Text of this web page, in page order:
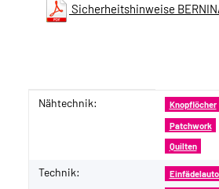
Sicherheitshinweise
Produkteigenschaft
Wert
Nähtechnik: Knopflöcher
Patchwork
Quilten
Technik: